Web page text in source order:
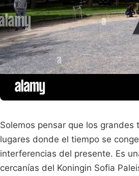
Solemos pensar que los
lugares donde el tiempo se
interferencias del presente. Es
cercanías del Koningin Sofia